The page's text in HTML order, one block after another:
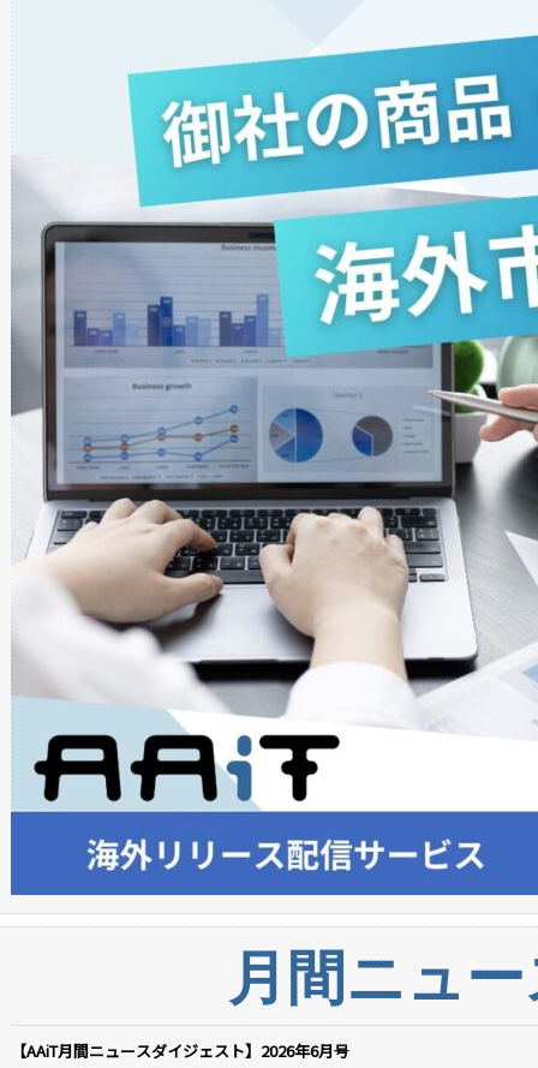
月間ニュ
【AAiT月間ニュースダイジェスト】2026年6月号